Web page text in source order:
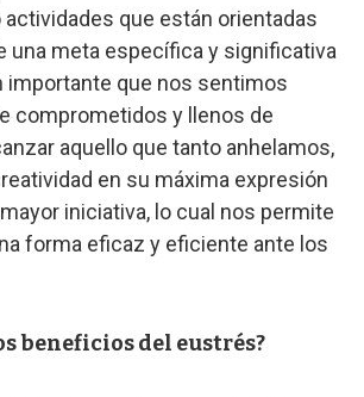
que están orientadas
una meta específica y significativa
importante que nos sentimos
comprometidos y llenos de
aquello que tanto anhelamos,
en su máxima expresión
iniciativa, lo cual nos permite
forma eficaz y eficiente ante los
beneficios del eustrés?